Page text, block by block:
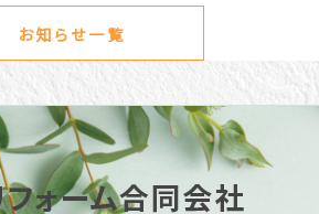
お知らせ一覧